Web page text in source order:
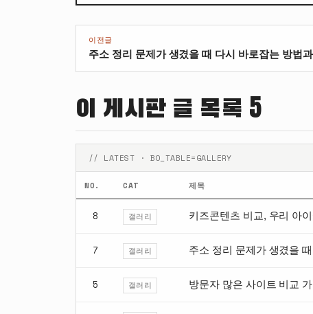
이전글
주소 정리 문제가 생겼을 때 다시 바로잡는 방법
이 게시판 글 목록 5
// LATEST · BO_TABLE=GALLERY
NO. CAT 제목
8 갤러리 키즈콘텐츠 비교, 우리 아
7 갤러리 주소 정리 문제가 생겼을
5 갤러리 방문자 많은 사이트 비교